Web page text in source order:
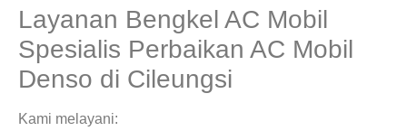
Layanan Bengkel AC Mobil
Spesialis Perbaikan AC Mobil
Denso di Cileungsi
Kami melayani: